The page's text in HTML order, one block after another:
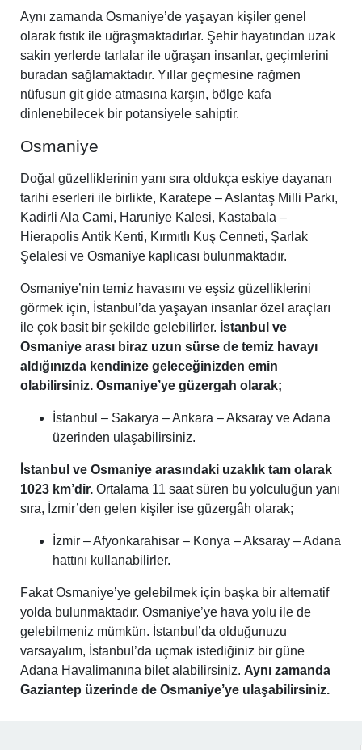
Aynı zamanda Osmaniye’de yaşayan kişiler genel
olarak fıstık ile uğraşmaktadırlar. Şehir hayatından uzak
sakin yerlerde tarlalar ile uğraşan insanlar, geçimlerini
buradan sağlamaktadır. Yıllar geçmesine rağmen
nüfusun git gide atmasına karşın, bölge kafa
dinlenebilecek bir potansiyele sahiptir.
Osmaniye
Doğal güzelliklerinin yanı sıra oldukça eskiye dayanan
tarihi eserleri ile birlikte, Karatepe – Aslantaş Milli Parkı,
Kadirli Ala Cami, Haruniye Kalesi, Kastabala –
Hierapolis Antik Kenti, Kırmıtlı Kuş Cenneti, Şarlak
Şelalesi ve Osmaniye kaplıcası bulunmaktadır.
Osmaniye’nin temiz havasını ve eşsiz güzelliklerini
görmek için, İstanbul’da yaşayan insanlar özel araçları
ile çok basit bir şekilde gelebilirler. İstanbul ve
Osmaniye arası biraz uzun sürse de temiz havayı
aldığınızda kendinize geleceğinizden emin
olabilirsiniz. Osmaniye’ye güzergah olarak;
İstanbul – Sakarya – Ankara – Aksaray ve Adana
üzerinden ulaşabilirsiniz.
İstanbul ve Osmaniye arasındaki uzaklık tam olarak
1023 km’dir. Ortalama 11 saat süren bu yolculuğun yanı
sıra, İzmir’den gelen kişiler ise güzergâh olarak;
İzmir – Afyonkarahisar – Konya – Aksaray – Adana
hattını kullanabilirler.
Fakat Osmaniye’ye gelebilmek için başka bir alternatif
yolda bulunmaktadır. Osmaniye’ye hava yolu ile de
gelebilmeniz mümkün. İstanbul’da olduğunuzu
varsayalım, İstanbul’da uçmak istediğiniz bir güne
Adana Havalimanına bilet alabilirsiniz. Aynı zamanda
Gaziantep üzerinde de Osmaniye’ye ulaşabilirsiniz.